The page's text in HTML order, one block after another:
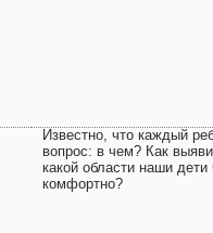
Известно, что каждый
вопрос: в чем? Как
какой области наши
комфортно?